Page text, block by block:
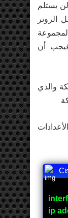
يستلم
الروتر
أن
والذي
ip